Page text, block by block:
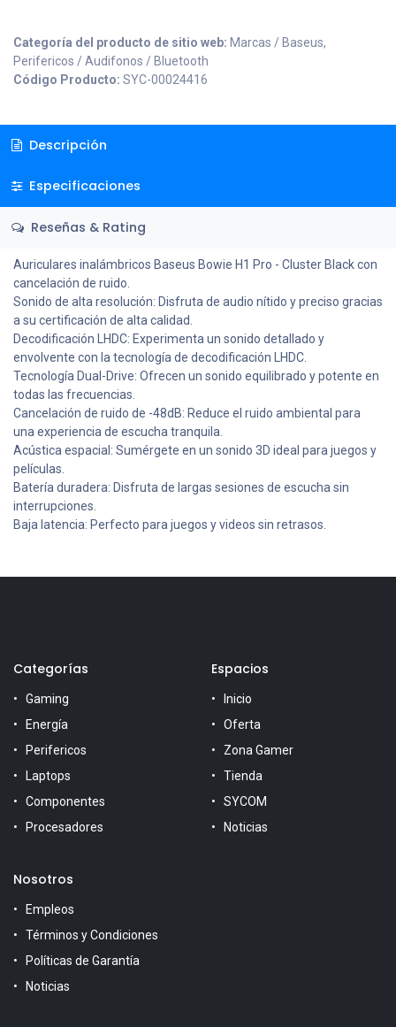
Categoría del producto de sitio web: Marcas / Baseus,
Perifericos / Audifonos / Bluetooth
Código Producto: SYC-00024416
Descripción
Especificaciones
Reseñas & Rating
Auriculares inalámbricos Baseus Bowie H1 Pro - Cluster Black con
cancelación de ruido.
Sonido de alta resolución: Disfruta de audio nítido y preciso gracias
a su certificación de alta calidad.
Decodificación LHDC: Experimenta un sonido detallado y
envolvente con la tecnología de decodificación LHDC.
Tecnología Dual-Drive: Ofrecen un sonido equilibrado y potente en
todas las frecuencias.
Cancelación de ruido de -48dB: Reduce el ruido ambiental para
una experiencia de escucha tranquila.
Acústica espacial: Sumérgete en un sonido 3D ideal para juegos y
películas.
Batería duradera: Disfruta de largas sesiones de escucha sin
interrupciones.
Baja latencia: Perfecto para juegos y videos sin retrasos.
Categorías
Gaming
Energía
Perifericos
Laptops
Componentes
Procesadores
Espacios
Inicio
Oferta
Zona Gamer
Tienda
SYCOM
Noticias
Nosotros
Empleos
Términos y Condiciones
Políticas de Garantía
Noticias